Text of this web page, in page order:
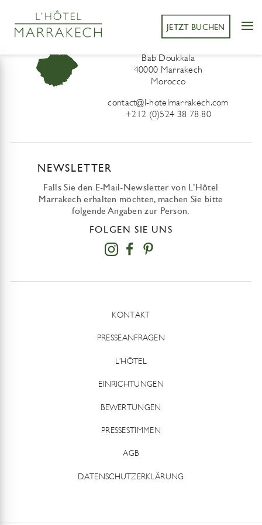
JETZT BUCHEN
L’Hôtel Marrakech
Bab Doukkala
40000 Marrakech
Morocco
contact@l-hotelmarrakech.com
+212 (0)524 38 78 80
NEWSLETTER
Falls Sie den E-Mail-Newsletter von L’Hôtel
Marrakech erhalten möchten, machen Sie bitte
folgende Angaben zur Person.
FOLGEN SIE UNS
KONTAKT
PRESSEANFRAGEN
L’HÔTEL
EINRICHTUNGEN
BEWERTUNGEN
PRESSESTIMMEN
AGB
DATENSCHUTZERKLÄRUNG